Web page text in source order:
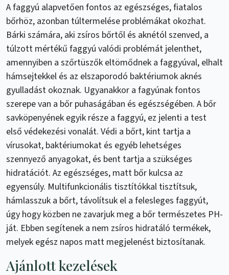
A faggyú alapvetően fontos az egészséges, fiatalos
bőrhöz, azonban túltermelése problémákat okozhat.
Bárki számára, aki zsíros bőrtől és aknétól szenved, a
túlzott mértékű faggyú valódi problémát jelenthet,
amennyiben a szőrtüszők eltömődnek a faggyúval, elhalt
hámsejtekkel és az elszaporodó baktériumok aknés
gyulladást okoznak. Ugyanakkor a fagyúnak fontos
szerepe van a bőr puhaságában és egészségében. A bőr
savköpenyének egyik része a faggyú, ez jelenti a test
első védekezési vonalát. Védi a bőrt, kint tartja a
vírusokat, baktériumokat és egyéb lehetséges
szennyező anyagokat, és bent tartja a szükséges
hidratációt. Az egészséges, matt bőr kulcsa az
egyensúly. Multifunkcionális tisztítókkal tisztítsuk,
hámlasszuk a bőrt, távolítsuk el a felesleges faggyút,
úgy hogy közben ne zavarjuk meg a bőr természetes PH-
ját. Ebben segítenek a nem zsíros hidratáló termékek,
melyek egész napos matt megjelenést biztosítanak.
Ajánlott kezelések